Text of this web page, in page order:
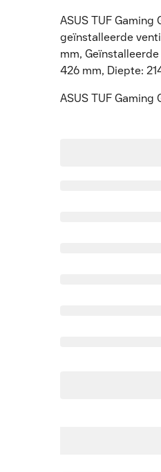
ASUS TUF
geïnstalleerde
mm,
426 mm, Diepte:
ASUS TUF Gaming